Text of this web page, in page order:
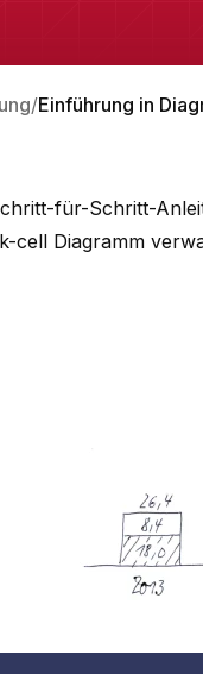
Einführung in
für-Schritt-
cell Diagramm